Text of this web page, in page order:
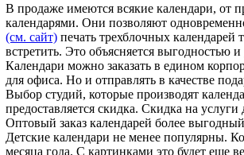
В продаже имеются всякие календари, от
календарями. Они позволяют
(см. сайт) печать трехблочных
встретить. Это объясняется выгодностью
Календари можно заказать в едином
для офиса. Но и отправлять в качестве
Выбор студий, которые производят
предоставляется скидка. Скидка на
Оптовый заказ календарей более
Детские календари не менее популярны.
месяца года. С картинками это будет еще